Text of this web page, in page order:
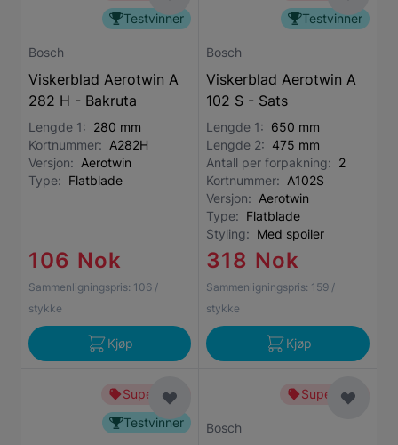
Testvinner
Bosch
Viskerblad Aerotwin A
282 H - Bakruta
Lengde 1: 280 mm
Kortnummer: A282H
Versjon: Aerotwin
Type: Flatblade
106 Nok
Sammenligningspris: 106 /
stykke
Kjøp
Testvinner
Bosch
Viskerblad Aerotwin A
102 S - Sats
Lengde 1: 650 mm
Lengde 2: 475 mm
Antall per forpakning: 2
Kortnummer: A102S
Versjon: Aerotwin
Type: Flatblade
Styling: Med spoiler
318 Nok
Sammenligningspris: 159 /
stykke
Kjøp
Superbillig
Testvinner
Superbillig
Bosch